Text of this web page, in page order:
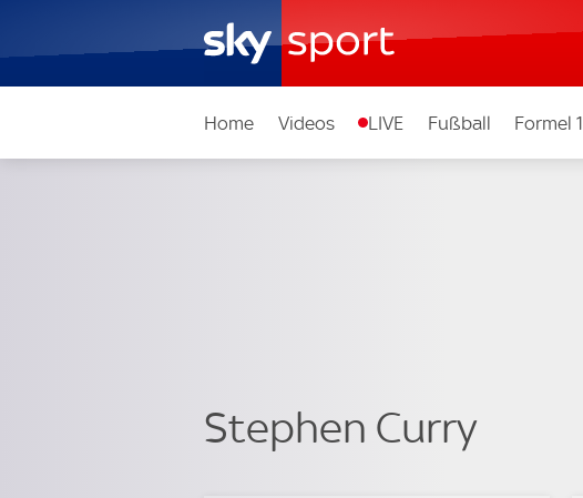
Home Videos LIVE Fußball Formel 1
Stephen Curry